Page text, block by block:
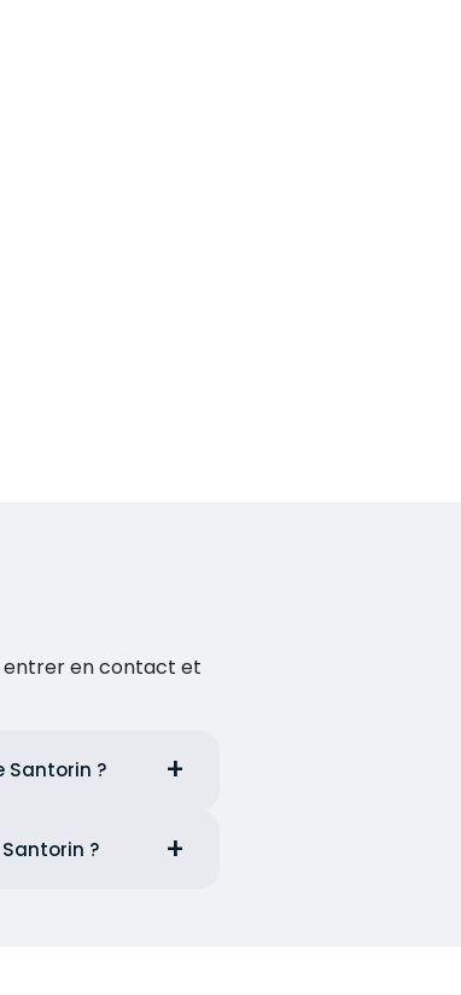
entrer en contact et
Santorin ?
?